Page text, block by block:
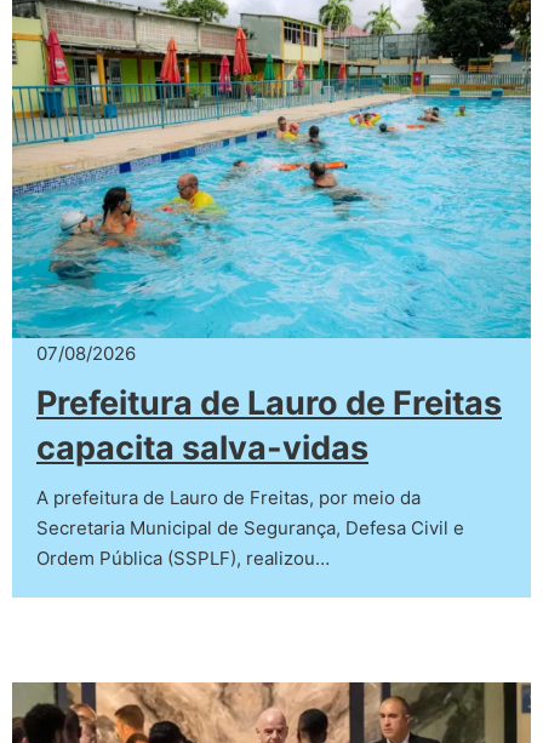
07/08/2026
Prefeitura de Lauro de Freitas
capacita salva-vidas
A prefeitura de Lauro de Freitas, por meio da
Secretaria Municipal de Segurança, Defesa Civil e
Ordem Pública (SSPLF), realizou…